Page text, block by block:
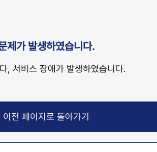
제가 발생하였습니다.
, 서비스 장애가 발생하였습니다.